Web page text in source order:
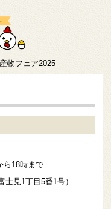
物フェア2025
18時まで
見1丁目5番1号）